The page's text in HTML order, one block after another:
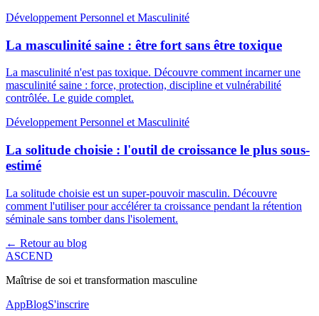
Développement Personnel et Masculinité
La masculinité saine : être fort sans être toxique
La masculinité n'est pas toxique. Découvre comment incarner une
masculinité saine : force, protection, discipline et vulnérabilité
contrôlée. Le guide complet.
Développement Personnel et Masculinité
La solitude choisie : l'outil de croissance le plus sous-
estimé
La solitude choisie est un super-pouvoir masculin. Découvre
comment l'utiliser pour accélérer ta croissance pendant la rétention
séminale sans tomber dans l'isolement.
← Retour au blog
ASCEND
Maîtrise de soi et transformation masculine
AppBlogS'inscrire